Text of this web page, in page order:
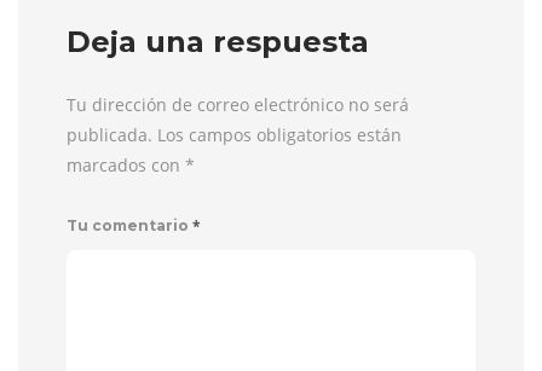
Deja una respuesta
Tu dirección de correo electrónico no será
publicada. Los campos obligatorios están
marcados con *
Tu comentario *